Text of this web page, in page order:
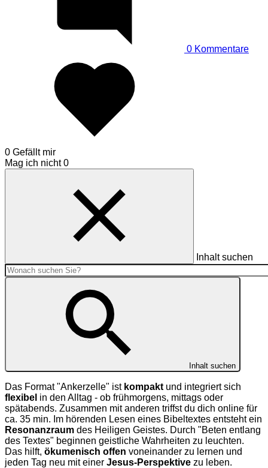
0 Kommentare
0 Gefällt mir
Mag ich nicht 0
Inhalt suchen
Inhalt suchen
Das Format "Ankerzelle" ist kompakt und integriert sich
flexibel in den Alltag - ob frühmorgens, mittags oder
spätabends. Zusammen mit anderen triffst du dich online für
ca. 35 min. Im hörenden Lesen eines Bibeltextes entsteht ein
Resonanzraum des Heiligen Geistes. Durch "Beten entlang
des Textes" beginnen geistliche Wahrheiten zu leuchten.
Das hilft, ökumenisch offen voneinander zu lernen und
jeden Tag neu mit einer Jesus-Perspektive zu leben.